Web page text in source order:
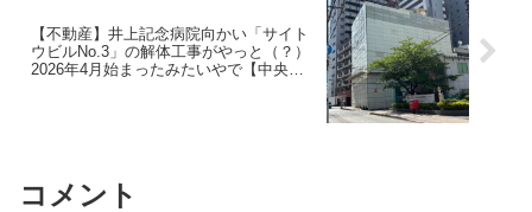
【不動産】井上記念病院向かい「サイト
ウビルNo.3」の解体工事がやっと（？）
2026年4月始まったみたいやで【中央区
コメント